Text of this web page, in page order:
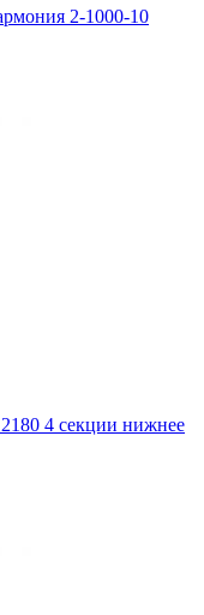
2‑1000‑10
4 секции нижнее